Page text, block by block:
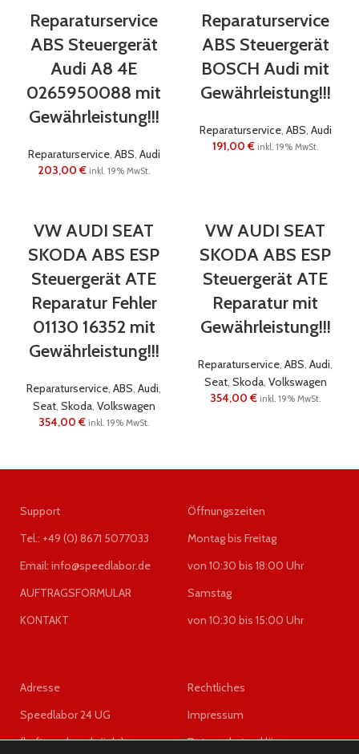
Reparaturservice
ABS Steuergerät
Audi A8 4E
0265950088 mit
Gewährleistung!!!
Reparaturservice, ABS, Audi
203,00€ inkl. 19% MwSt.
Reparaturservice
ABS Steuergerät
BOSCH Audi mit
Gewährleistung!!!
Reparaturservice, ABS, Audi
191,00€ inkl. 19% MwSt.
VW AUDI SEAT
SKODA ABS ESP
Steuergerät ATE
Reparatur Fehler
01130 16352 mit
Gewährleistung!!!
Reparaturservice, ABS, Audi,
Seat, Skoda, Volkswagen
354,00€ inkl. 19% MwSt.
VW AUDI SEAT
SKODA ABS ESP
Steuergerät ATE
Reparatur mit
Gewährleistung!!!
Reparaturservice, ABS, Audi,
Seat, Skoda, Volkswagen
354,00€ inkl. 19% MwSt.
Support
Tel.: +49 (0) 8671 5077033
Email: info@speedlabor.de
AUFTRAGSFORMULAR
KONTAKT
Öffnungszeiten
Montag bis Freitag
von 10:30 bis 18:00 Uhr
Samstag
von 10:30 bis 15:00 Uhr
Adresse
Speedlabor 24 UG
(haftungsbeschränkt)
Rechtliches
Impressum
Datenschutzerklärung